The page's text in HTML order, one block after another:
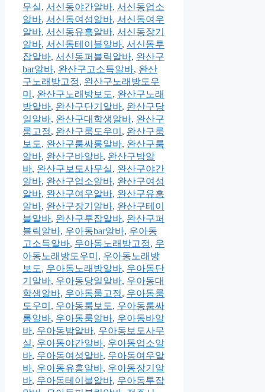
무실, 서신동야간알바, 서신동업소
알바, 서신동여성알바, 서신동여우
알바, 서신동유흥알바, 서신동장기
알바, 서신동테이블알바, 서신동투
잡알바, 서신동퍼블릭알바, 완산구
bar알바, 완산구고소득알바, 완산
구노래방고정, 완산구노래방도우
미 , 완산구노래방보도, 완산구노래
방알바, 완산구단기알바, 완산구당
일알바, 완산구대학생알바, 완산구
룸고정, 완산구룸도우미 , 완산구룸
보도, 완산구룸싸롱알바, 완산구룸
알바, 완산구바알바, 완산구밤알
바, 완산구보도사무실, 완산구야간
알바, 완산구업소알바, 완산구여성
알바, 완산구여우알바, 완산구유흥
알바, 완산구장기알바, 완산구테이
블알바, 완산구투잡알바, 완산구퍼
블릭알바, 우아동bar알바, 우아동
고소득알바, 우아동노래방고정, 우
아동노래방도우미 , 우아동노래방
보도, 우아동노래방알바, 우아동단
기알바, 우아동당일알바, 우아동대
학생알바, 우아동룸고정, 우아동룸
도우미 , 우아동룸보도, 우아동룸싸
롱알바, 우아동룸알바, 우아동바알
바, 우아동밤알바, 우아동보도사무
실, 우아동야간알바, 우아동업소알
바, 우아동여성알바, 우아동여우알
바, 우아동유흥알바, 우아동장기알
바, 우아동테이블알바, 우아동투잡